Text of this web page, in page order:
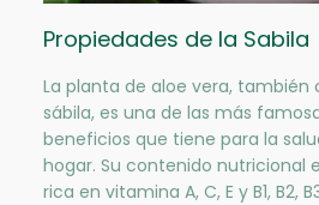
Propiedades de la Sabila
La planta de aloe vera,
sábila, es una de las más
beneficios que tiene para la
hogar. Su contenido nutricional
rica en vitamina A, C, E y B1, B2,